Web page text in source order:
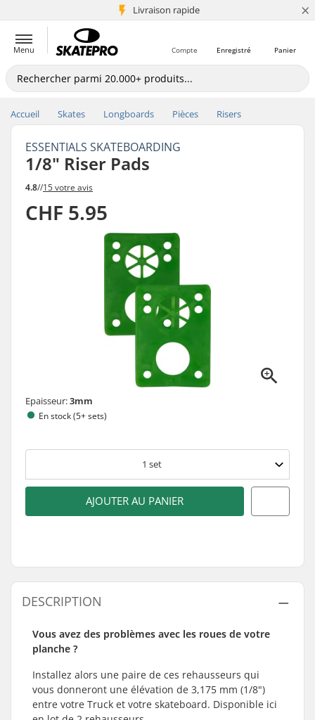
Livraison rapide
+5 mio de clients ×
Menu Panier
Enregistré
Compte
Accueil Skates Longboards Pièces Risers
ESSENTIALS SKATEBOARDING
1/8" Riser Pads
4.8//15 votre avis
CHF 5.95
Epaisseur:3mm
En stock (5+ sets)
1 set
AJOUTER AU PANIER
DESCRIPTION
Vous avez des problèmes avec les roues de votre
planche ?
Installez alors une paire de ces rehausseurs qui
vous donneront une élévation de 3,175 mm (1/8")
entre votre Truck et votre skateboard. Disponible ici